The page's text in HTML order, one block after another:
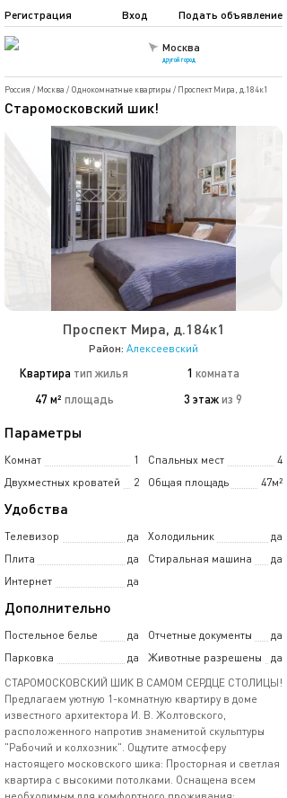
Москва
другой город
Подать объявление
Регистрация Вход
Россия / Москва / Однокомнатные квартиры / Проспект Мира, д.184к1
Старомосковский шик!
Проспект Мира, д.184к1
Район: Алексеевский
Квартира тип жилья 1 комната
47 м² площадь 3 этажиз 9
Параметры
Комнат 1 Спальных мест
4
Двухместных кроватей
2 Общая площадь 47м²
Удобства
Телевизор да Холодильник
да
Плита
да Стиральная машина
да
Интернет
да
Дополнительно
Постельное белье да Отчетные документы
да
Парковка
да Животные разрешены
да
СТАРОМОСКОВСКИЙ ШИК В САМОМ СЕРДЦЕ СТОЛИЦЫ!
Предлагаем уютную 1-комнатную квартиру в доме
известного архитектора И. В. Жолтовского,
расположенного напротив знаменитой скульптуры
"Рабочий и колхозник". Ощутите атмосферу
настоящего московского шика: Просторная и светлая
квартира с высокими потолками. Оснащена всем